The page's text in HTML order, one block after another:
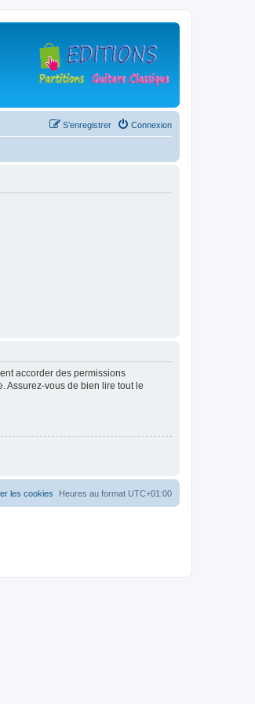
Connexion
S’enregistrer
accorder des permissions
Assurez-vous de bien lire tout le
Heures au format UTC+01:00
les cookies